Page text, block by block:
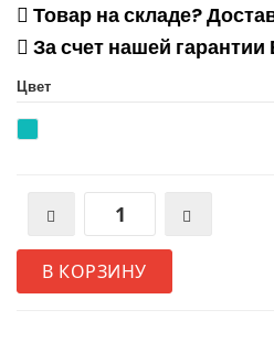
Товар на складе?
За счет нашей
Цвет
В КОРЗИНУ